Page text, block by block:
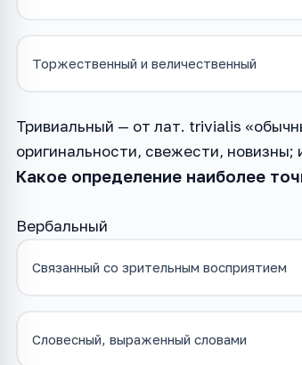
Торжественный и величественный
Тривиальный — от лат. trivialis
оригинальности, свежести, новизны;
Какое определение наиболее
Вербальный
Связанный со зрительным восприятием
Словесный, выраженный словами